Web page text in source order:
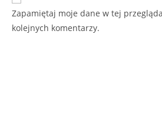
Zapamiętaj moje dane w tej
kolejnych komentarzy.